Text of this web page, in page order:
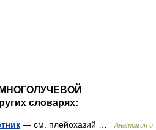
словарях:
— см. плейохазий …
Анатомия и